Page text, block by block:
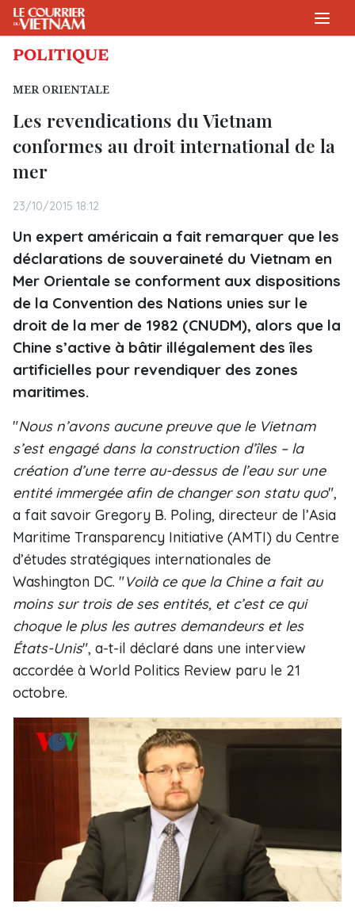
POLITIQUE
MER ORIENTALE
Les revendications du Vietnam
conformes au droit international de la
mer
23/10/2015 18:12
Un expert américain a fait remarquer que les
déclarations de souveraineté du Vietnam en
Mer Orientale se conforment aux dispositions
de la Convention des Nations unies sur le
droit de la mer de 1982 (CNUDM), alors que la
Chine s’active à bâtir illégalement des îles
artificielles pour revendiquer des zones
maritimes.
"Nous n’avons aucune preuve que le Vietnam
s’est engagé dans la construction d’îles – la
création d’une terre au-dessus de l’eau sur une
entité immergée afin de changer son statu quo",
a fait savoir Gregory B. Poling, directeur de l’Asia
Maritime Transparency Initiative (AMTI) du Centre
d’études stratégiques internationales de
Washington DC. "Voilà ce que la Chine a fait au
moins sur trois de ses entités, et c’est ce qui
choque le plus les autres demandeurs et les
États-Unis", a-t-il déclaré dans une interview
accordée à World Politics Review paru le 21
octobre.